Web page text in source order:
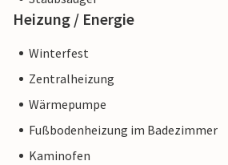
Heizung / Energie
Winterfest
Zentralheizung
Wärmepumpe
Fußbodenheizung im Badezimmer
Kaminofen